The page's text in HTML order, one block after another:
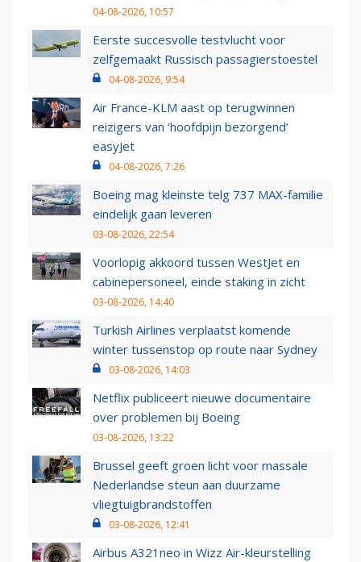
04-08-2026, 10:57
Eerste succesvolle testvlucht voor
zelfgemaakt Russisch passagierstoestel
04-08-2026, 9:54
Air France-KLM aast op terugwinnen
reizigers van ‘hoofdpijn bezorgend’
easyJet
04-08-2026, 7:26
Boeing mag kleinste telg 737 MAX-familie
eindelijk gaan leveren
03-08-2026, 22:54
Voorlopig akkoord tussen WestJet en
cabinepersoneel, einde staking in zicht
03-08-2026, 14:40
Turkish Airlines verplaatst komende
winter tussenstop op route naar Sydney
03-08-2026, 14:03
Netflix publiceert nieuwe documentaire
over problemen bij Boeing
03-08-2026, 13:22
Brussel geeft groen licht voor massale
Nederlandse steun aan duurzame
vliegtuigbrandstoffen
03-08-2026, 12:41
Airbus A321neo in Wizz Air-kleurstelling